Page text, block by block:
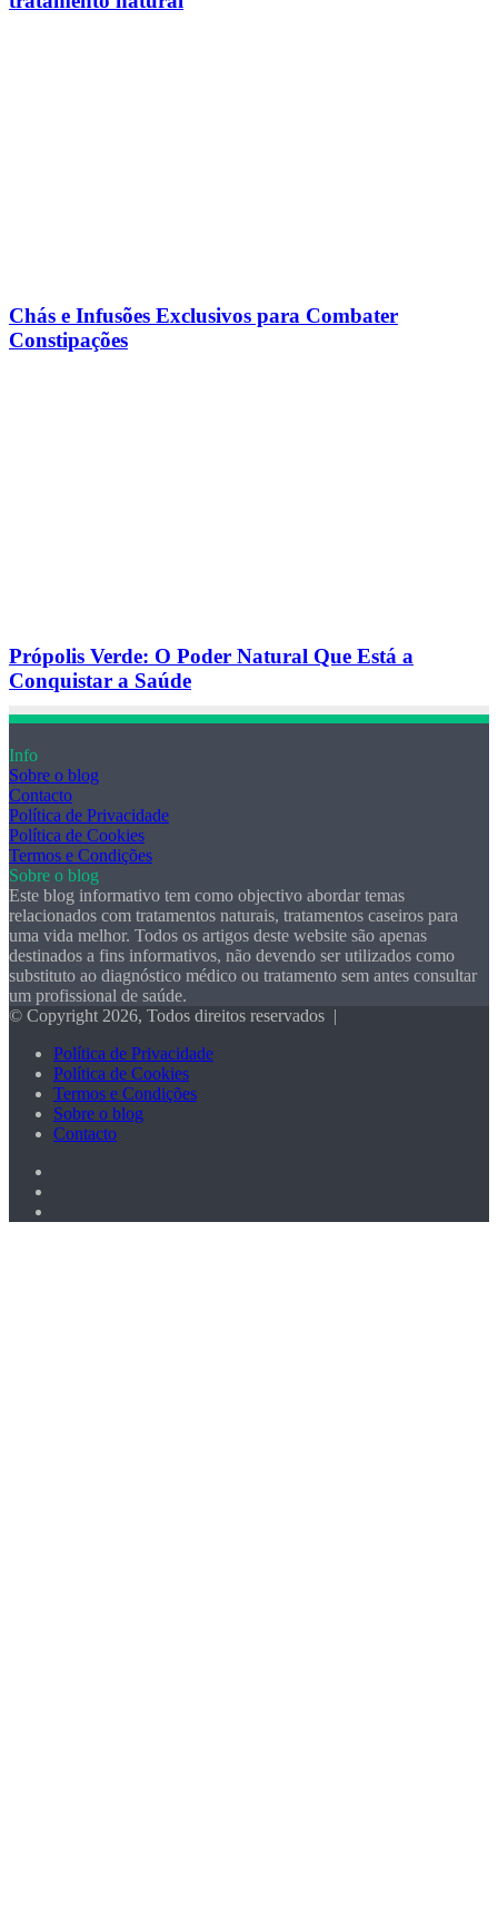
Chás e Infusões Exclusivos para Combater
Constipações
Própolis Verde: O Poder Natural Que Está a
Conquistar a Saúde
Info
Sobre o blog
Contacto
Política de Privacidade
Política de Cookies
Termos e Condições
Sobre o blog
Este blog informativo tem como objectivo abordar temas
relacionados com tratamentos naturais, tratamentos caseiros para
uma vida melhor. Todos os artigos deste website são apenas
destinados a fins informativos, não devendo ser utilizados como
substituto ao diagnóstico médico ou tratamento sem antes consultar
um profissional de saúde.
© Copyright 2026, Todos direitos reservados |
Política de Privacidade
Política de Cookies
Termos e Condições
Sobre o blog
Contacto